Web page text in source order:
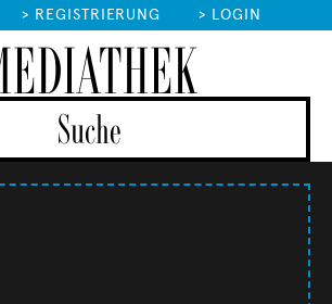
> REGISTRIERUNG > LOGIN